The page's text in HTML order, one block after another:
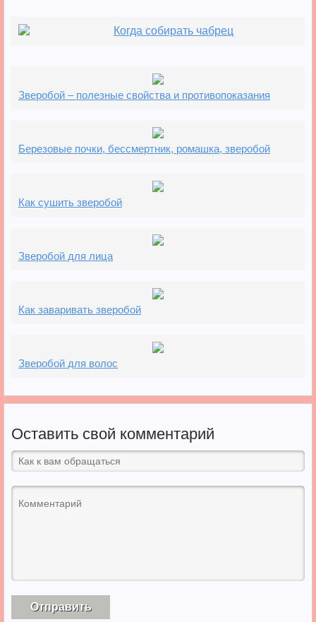
Когда собирать чабрец
Зверобой – полезные свойства и противопоказания
Березовые почки, бессмертник, ромашка, зверобой
Как сушить зверобой
Зверобой для лица
Как заваривать зверобой
Зверобой для волос
Оставить свой комментарий